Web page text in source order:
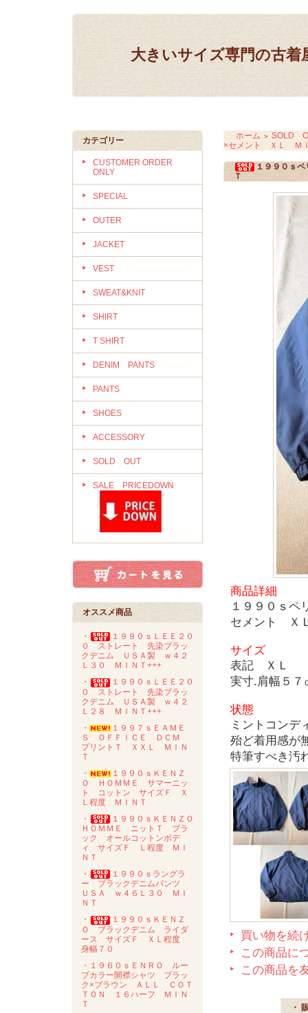
大きいサイズ専門の古
カテゴリー
CUSTOMER ORDER
ONLY
SPECIAL
OUTER
JACKET
VEST
SWEAT&KNIT
SHIRT
T SHIRT
DENIM PANTS
PANTS
SHOES
ACCESSORY
SOLD OUT
SALE PRICEDOWN
オススメ商品
・
１９９０ｓＬＥＥ２０
０ ストレート 先染ブラッ
クデニム ＵＳＡ製 ｗ４２
Ｌ３０ ＭＩＮＴ+++
・
１９９０ｓＬＥＥ２０
０ ストレート 先染ブラッ
クデニム ＵＳＡ製 ｗ４２
Ｌ２８ ＭＩＮＴ+++
・
１９９７ｓＥＡＭＥ
Ｓ ＯＦＦＩＣＥ ＤＣＭ
プリントＴ ＸＸＬ ＭＩＮ
Ｔ
・
１９９０ｓＫＥＮＺ
Ｏ ＨＯＭＭＥ サマーニッ
ト コットン サイズＦ Ｘ
Ｌ程度 ＭＩＮＴ
・
１９９０ｓＫＥＮＺＯ
ＨＯＭＭＥ ニットＴ ブラ
ック オールコットンボデ
ィ サイズＦ Ｌ程度 ＭＩ
ＮＴ
・
１９９０ｓラングラ
ー ブラックデニムパンツ
ＵＳＡ ｗ４６Ｌ３０ ＭＩ
ＮＴ
・
１９９０ｓＫＥＮＺ
Ｏ ブラックデニム ライダ
ース サイズＦ ＸＬ程度
身幅７０
・１９６０ｓＥＮＲＯ ルー
プカラー開襟シャツ ブラッ
ク×ブラウン ＡＬＬ ＣＯＴ
ＴＯＮ １６ハーフ ＭＩＮ
Ｔ
ホーム ＞ SOLD
×セメント ＸＬ Ｍ
１９９０ｓ
Ｔ
商品詳細
１９９０ｓ
セメント Ｘ
サイズ
表記 ＸＬ
実寸.肩幅５７
状態
ミントコンデ
殆ど着用感が
特筆すべき汚
買い物を続
この商品に
この商品を
・